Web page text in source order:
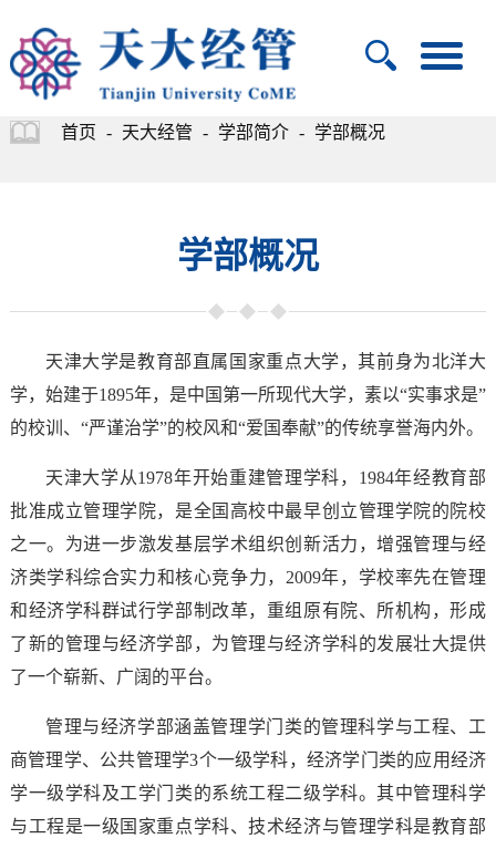
首页 - 天大经管 - 学部简介 - 学部概况
学部概况
天津大学是教育部直属国家重点大学，其前身为北洋大
学，始建于1895年，是中国第一所现代大学，素以“实事求是”
的校训、“严谨治学”的校风和“爱国奉献”的传统享誉海内外。
天津大学从1978年开始重建管理学科，1984年经教育部
批准成立管理学院，是全国高校中最早创立管理学院的院校
之一。为进一步激发基层学术组织创新活力，增强管理与经
济类学科综合实力和核心竞争力，2009年，学校率先在管理
和经济学科群试行学部制改革，重组原有院、所机构，形成
了新的管理与经济学部，为管理与经济学科的发展壮大提供
了一个崭新、广阔的平台。
管理与经济学部涵盖管理学门类的管理科学与工程、工
商管理学、公共管理学3个一级学科，经济学门类的应用经济
学一级学科及工学门类的系统工程二级学科。其中管理科学
与工程是一级国家重点学科、技术经济与管理学科是教育部